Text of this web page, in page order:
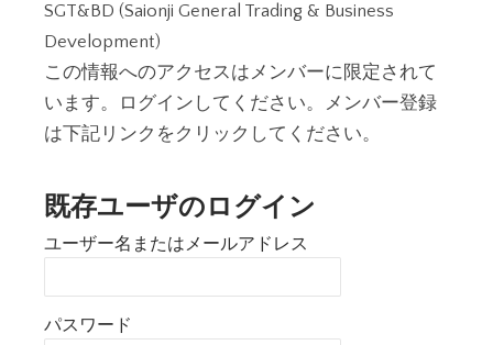
SGT&BD (Saionji General Trading & Business
Development)
この情報へのアクセスはメンバーに限定されて
います。ログインしてください。メンバー登録
は下記リンクをクリックしてください。
既存ユーザのログイン
ユーザー名またはメールアドレス
パスワード